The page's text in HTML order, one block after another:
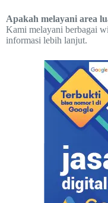
Apakah melayani area
Kami melayani berbagai
informasi lebih lanjut.